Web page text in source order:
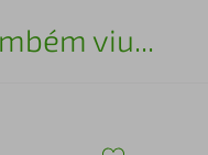
viu...